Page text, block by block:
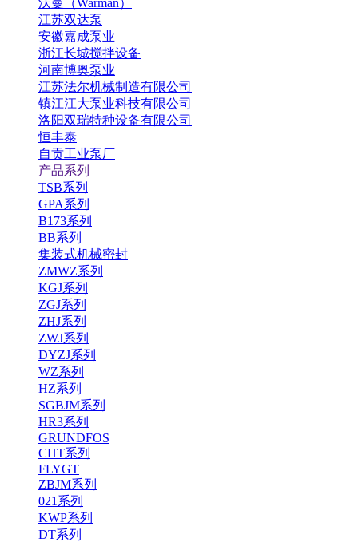
沃曼（Warman）
江苏双达泵
安徽嘉成泵业
浙江长城搅拌设备
河南博奥泵业
江苏法尔机械制造有限公司
镇江江大泵业科技有限公司
洛阳双瑞特种设备有限公司
恒丰泰
自贡工业泵厂
产品系列
TSB系列
GPA系列
B173系列
BB系列
集装式机械密封
ZMWZ系列
KGJ系列
ZGJ系列
ZHJ系列
ZWJ系列
DYZJ系列
WZ系列
HZ系列
SGBJM系列
HR3系列
GRUNDFOS
CHT系列
FLYGT
ZBJM系列
021系列
KWP系列
DT系列